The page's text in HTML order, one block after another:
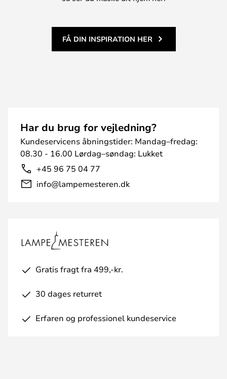
FÅ DIN INSPIRATION HER
Har du brug for vejledning?
Kundeservicens åbningstider: Mandag–fredag:
08.30 - 16.00 Lørdag–søndag: Lukket
+45 96 75 04 77
info@lampemesteren.dk
Gratis fragt fra 499,-kr.
30 dages returret
Erfaren og professionel kundeservice